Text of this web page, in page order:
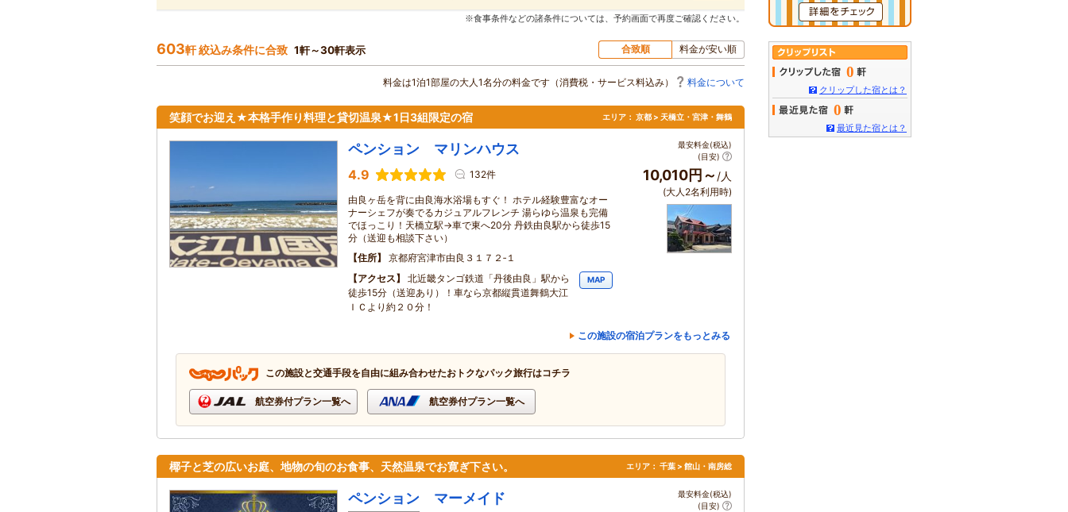
※食事条件などの諸条件については、予約画面で再度ご確認ください。
603軒 絞込み条件に合致 1軒～30軒表示 合致順 料金が安い順
料金は1泊1部屋の大人1名分の料金です（消費税・サービス料込み） 料金について
笑顔でお迎え★本格手作り料理と貸切温泉★1日3組限定の宿 エリア： 京都 > 天橋立・宮津・舞鶴
ペンション マリンハウス
4.9 132件
由良ヶ岳を背に由良海水浴場もすぐ！ ホテル経験豊富なオー
ナーシェフが奏でるカジュアルフレンチ 湯らゆら温泉も完備
でほっこり！天橋立駅→車で東へ20分 丹鉄由良駅から徒歩15
分（送迎も相談下さい）
住所
京都府宮津市由良３１７２‐１
アクセス
北近畿タンゴ鉄道「丹後由良」駅から
徒歩15分（送迎あり）！車なら京都縦貫道舞鶴大江
ＩＣより約２０分！
MAP
最安料金(税込)
(目安)
10,010円～ /人
(大人2名利用時)
この施設の宿泊プランをもっとみる
この施設と交通手段を自由に組み合わせたおトクなパック旅行はコチラ
航空券付プラン一覧へ 航空券付プラン一覧へ
椰子と芝の広いお庭、地物の旬のお食事、天然温泉でお寛ぎ下さい。 エリア： 千葉 > 館山・南房総
ペンション マーメイド
最安料金(税込)
(目安)
0
クリップした宿とは？
0
最近見た宿とは？